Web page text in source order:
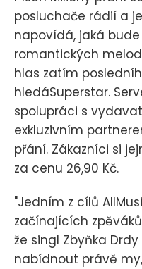
posluchače rádií a
napovídá, jaká
romantických
hlas zatím
hledáSuperstar.
spolupráci s
exkluzivním
přání. Zákazníci si
za cenu 26,90 Kč.
"Jedním z cílů
začínajících
že singl Zbyňka
nabídnout právě